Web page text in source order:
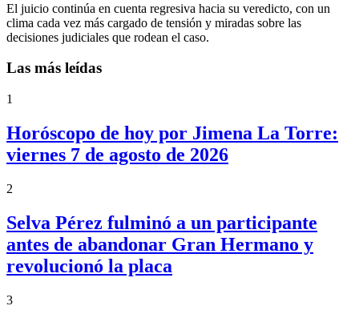
El juicio continúa en cuenta regresiva hacia su veredicto, con un
clima cada vez más cargado de tensión y miradas sobre las
decisiones judiciales que rodean el caso.
Las más leídas
1
Horóscopo de hoy por Jimena La Torre:
viernes 7 de agosto de 2026
2
Selva Pérez fulminó a un participante
antes de abandonar Gran Hermano y
revolucionó la placa
3